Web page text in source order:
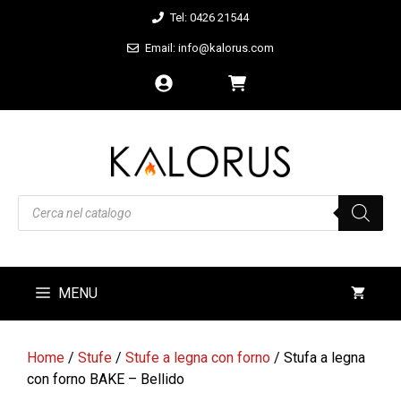
Tel: 0426 21544
Email: info@kalorus.com
Products
search
MENU
Home / Stufe / Stufe a legna con forno / Stufa a legna
con forno BAKE – Bellido